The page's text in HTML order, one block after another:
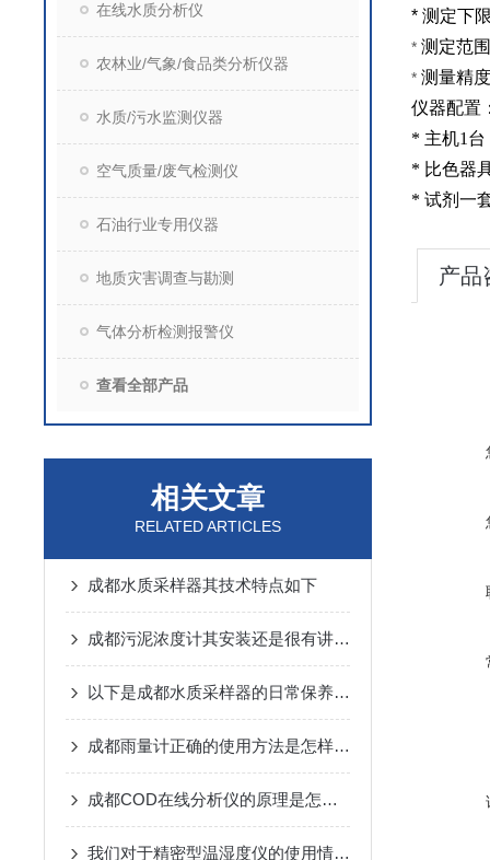
在线水质分析仪
农林业/气象/食品类分析仪器
水质/污水监测仪器
空气质量/废气检测仪
石油行业专用仪器
地质灾害调查与勘测
气体分析检测报警仪
查看全部产品
相关文章
RELATED ARTICLES
成都水质采样器其技术特点如下
成都污泥浓度计其安装还是很有讲究的
以下是成都水质采样器的日常保养事项
成都雨量计正确的使用方法是怎样的呢？
成都COD在线分析仪的原理是怎样的呢？
我们对于精密型温湿度仪的使用情况分析概述
* 测定下
* 测定范
* 测量精
仪器配置
* 主机1 台
* 比色器
* 试剂一
产品